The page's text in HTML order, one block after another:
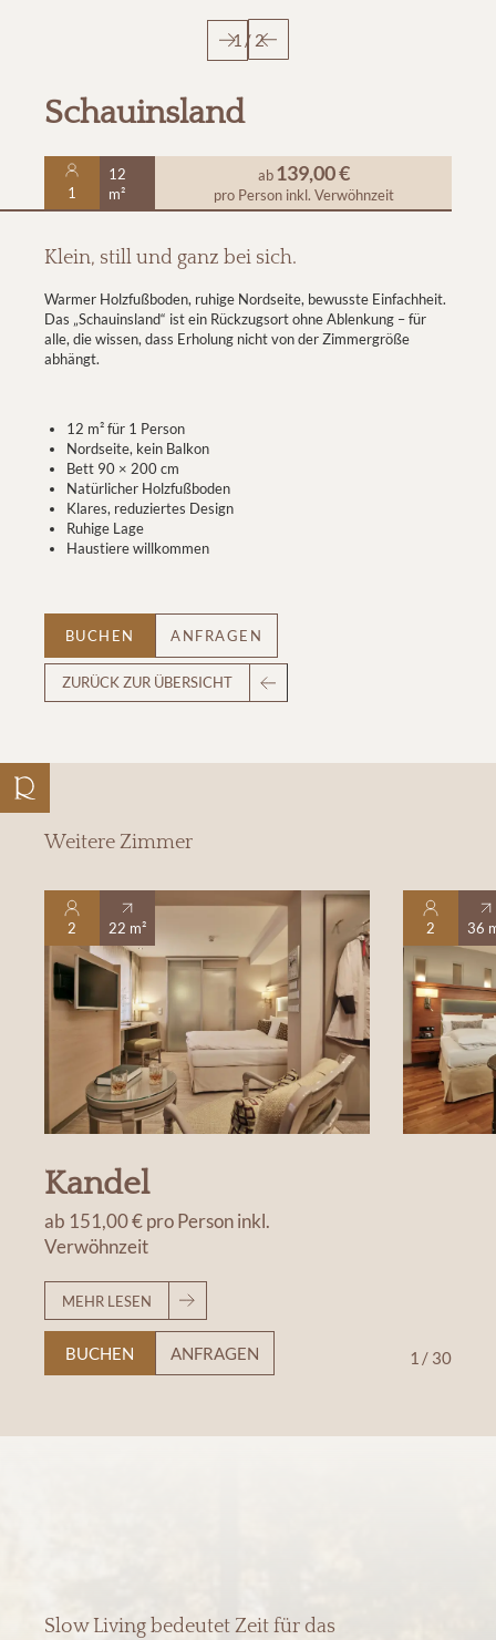
1 / 2
Schauinsland
1
12
m²
ab 139,00 €
pro Person inkl. Verwöhnzeit
Klein, still und ganz bei sich.
Warmer Holzfußboden, ruhige Nordseite, bewusste Einfachheit.
Das „Schauinsland“ ist ein Rückzugsort ohne Ablenkung – für
alle, die wissen, dass Erholung nicht von der Zimmergröße
abhängt.
12 m² für 1 Person
Nordseite, kein Balkon
Bett 90 × 200 cm
Natürlicher Holzfußboden
Klares, reduziertes Design
Ruhige Lage
Haustiere willkommen
BUCHEN ANFRAGEN
ZURÜCK ZUR ÜBERSICHT
Weitere Zimmer
2 22 m²
Kandel
ab 151,00 €pro Personinkl.
Verwöhnzeit
MEHR LESEN
BUCHEN ANFRAGEN
2 36
1 / 30
Slow Living bedeutet Zeit für das